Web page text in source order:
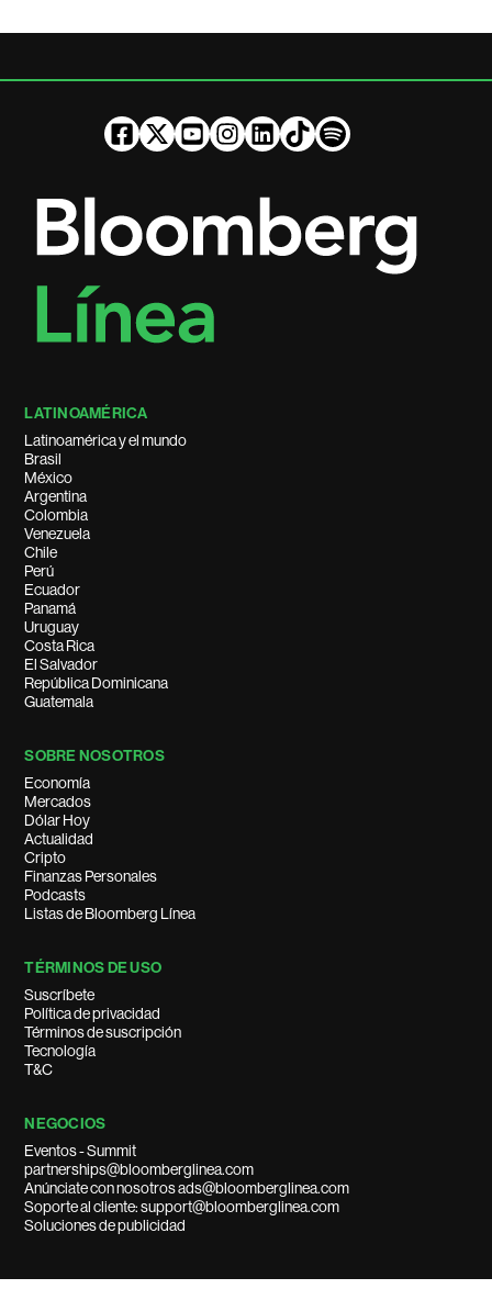
LATINOAMÉRICA
Latinoamérica y el mundo
Brasil
México
Argentina
Colombia
Venezuela
Chile
Perú
Ecuador
Panamá
Uruguay
Costa Rica
El Salvador
República Dominicana
Guatemala
SOBRE NOSOTROS
Economía
Mercados
Dólar Hoy
Actualidad
Cripto
Finanzas Personales
Podcasts
Listas de Bloomberg Línea
TÉRMINOS DE USO
Suscríbete
Política de privacidad
Términos de suscripción
Tecnología
T&C
NEGOCIOS
Eventos - Summit
partnerships@bloomberglinea.com
Anúnciate con nosotros ads@bloomberglinea.com
Soporte al cliente: support@bloomberglinea.com
Soluciones de publicidad